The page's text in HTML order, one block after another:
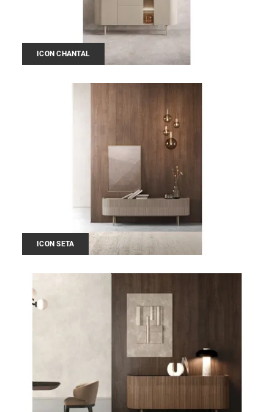
ICON CHANTAL
ICON SETA